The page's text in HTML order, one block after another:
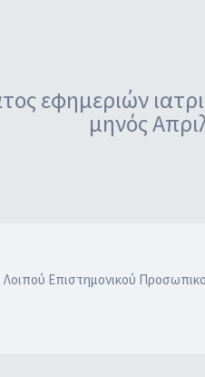
εφημεριών
μηνός
Επιστημονικού